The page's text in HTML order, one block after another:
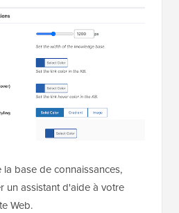
base de connaissances,
un assistant d'aide à votre
Web.